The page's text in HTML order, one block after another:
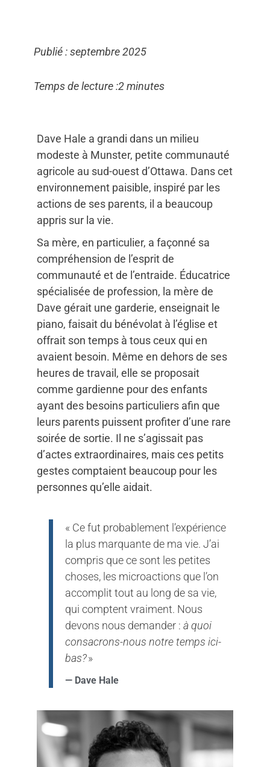
Publié : septembre 2025
Temps de lecture :2 minutes
Dave Hale a grandi dans un milieu
modeste à Munster, petite communauté
agricole au sud-ouest d’Ottawa. Dans cet
environnement paisible, inspiré par les
actions de ses parents, il a beaucoup
appris sur la vie.
Sa mère, en particulier, a façonné sa
compréhension de l’esprit de
communauté et de l’entraide. Éducatrice
spécialisée de profession, la mère de
Dave gérait une garderie, enseignait le
piano, faisait du bénévolat à l’église et
offrait son temps à tous ceux qui en
avaient besoin. Même en dehors de ses
heures de travail, elle se proposait
comme gardienne pour des enfants
ayant des besoins particuliers afin que
leurs parents puissent profiter d’une rare
soirée de sortie. Il ne s’agissait pas
d’actes extraordinaires, mais ces petits
gestes comptaient beaucoup pour les
personnes qu’elle aidait.
« Ce fut probablement l’expérience
la plus marquante de ma vie. J’ai
compris que ce sont les petites
choses, les microactions que l’on
accomplit tout au long de sa vie,
qui comptent vraiment. Nous
devons nous demander :à quoi
consacrons-nous notre temps ici-
bas?»
— Dave Hale